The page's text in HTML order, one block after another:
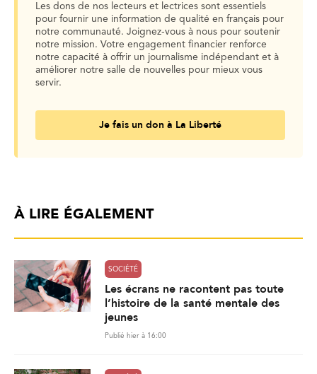
Les dons de nos lecteurs et lectrices sont essentiels
pour fournir une information de qualité en français pour
notre communauté. Joignez-vous à nous pour soutenir
notre mission. Votre engagement financier renforce
notre capacité à offrir un journalisme indépendant et à
améliorer notre salle de nouvelles pour mieux vous
servir.
Je fais un don à La Liberté
À LIRE ÉGALEMENT
SOCIÉTÉ
Les écrans ne racontent pas toute
l’histoire de la santé mentale des
jeunes
Publié hier à 16:00